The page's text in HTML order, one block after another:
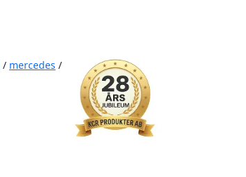
/ mercedes /